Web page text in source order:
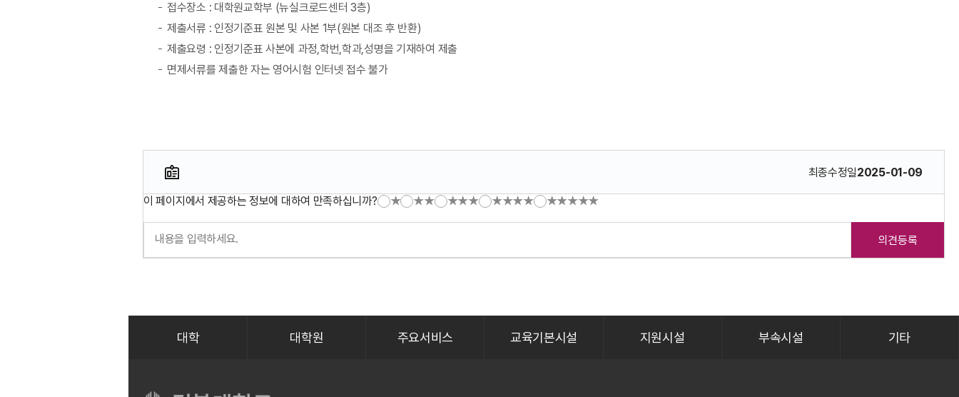
접수장소 : 대학원교학부 (뉴실크로드센터 3층)
제출서류 : 인정기준표 원본 및 사본 1부(원본 대조 후 반환)
제출요령 : 인정기준표 사본에 과정,학번,학과,성명을 기재하여 제출
면제서류를 제출한 자는 영어시험 인터넷 접수 불가
최종수정일2025-01-09
이 페이지에서 제공하는 정보에 대하여 만족하십니까? ★ ★★ ★★★ ★★★★ ★★★★★
의견등록
대학 대학원 주요서비스 교육기본시설 지원시설 부속시설 기타